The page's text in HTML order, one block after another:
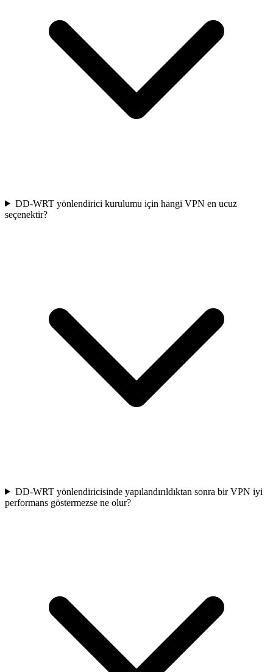
DD-WRT yönlendirici kurulumu için hangi VPN en ucuz
seçenektir?
DD-WRT yönlendiricisinde yapılandırıldıktan sonra bir VPN iyi
performans göstermezse ne olur?